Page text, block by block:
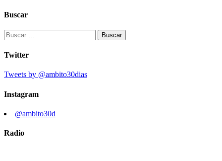
Buscar
Buscar:
Twitter
Tweets by @ambito30dias
Instagram
@ambito30d
Radio